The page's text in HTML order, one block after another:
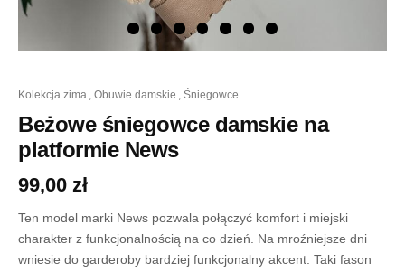
kolekcja zima , obuwie damskie , śniegowce
Beżowe śniegowce damskie na
platformie News
99,00 zł
Ten model marki News pozwala połączyć komfort i miejski
charakter z funkcjonalnością na co dzień. Na mroźniejsze dni
wniesie do garderoby bardziej funkcjonalny akcent. Taki fason
Beżowe
śniegowce
damskie
na
platformie
News